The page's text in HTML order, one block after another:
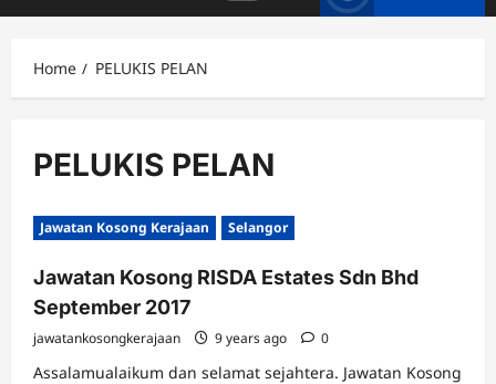
Home PELUKIS PELAN
PELUKIS PELAN
Jawatan Kosong Kerajaan Selangor
Jawatan Kosong RISDA Estates Sdn Bhd
September 2017
jawatankosongkerajaan 9 years ago 0
Assalamualaikum dan selamat sejahtera. Jawatan Kosong